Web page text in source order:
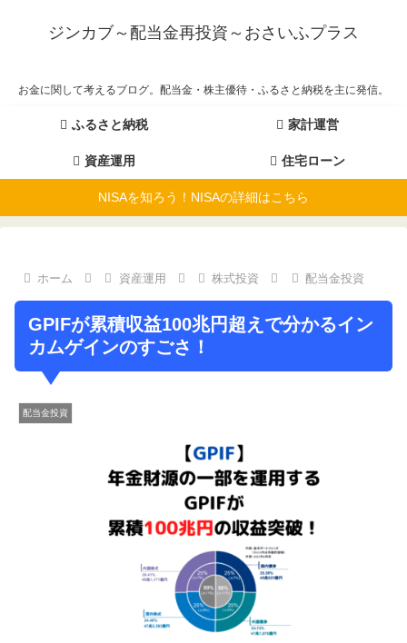
ジンカブ～配当金再投資～おさいふプラス
お金に関して考えるブログ。配当金・株主優待・ふるさと納税を主に発信。
ふるさと納税 家計運営
資産運用 住宅ローン
NISAを知ろう！NISAの詳細はこちら
ホーム 資産運用 株式投資 配当金投資
GPIFが累積収益100兆円超えで分かるイン
カムゲインのすごさ！
配当金投資